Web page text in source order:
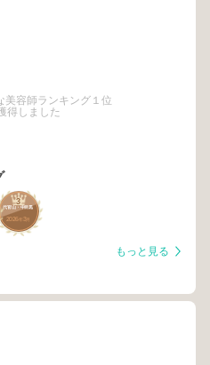
美容師ランキング１位
得しました
3
代官山・中目黒
2026年 3月
もっと見る